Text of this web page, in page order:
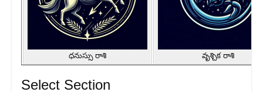
ధనుస్సు రాశి వృశ్చిక రాశి
Select Section